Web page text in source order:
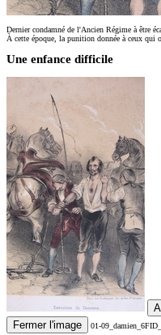
Dernier condamné de l'Ancien Régime à être
À cette époque, la punition donnée à ceux
Une enfance difficile
Fermer l'image
01-